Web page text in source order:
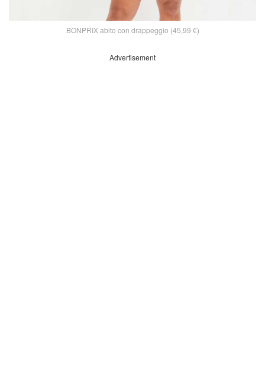
BONPRIX abito con drappeggio (45,99 €)
Advertisement